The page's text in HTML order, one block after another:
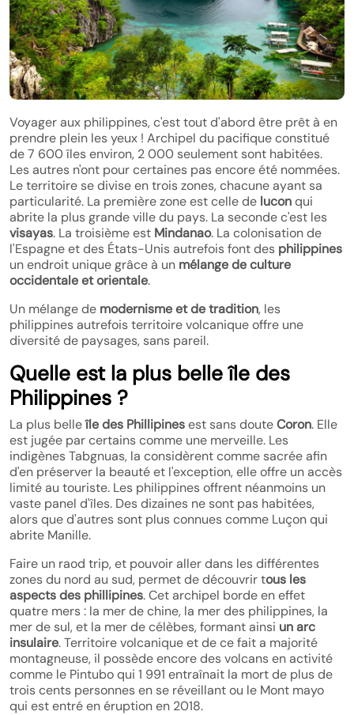
Voyager aux philippines, c'est tout d'abord être prêt à en
prendre plein les yeux ! Archipel du pacifique constitué
de 7 600 îles environ, 2 000 seulement sont habitées.
Les autres n'ont pour certaines pas encore été nommées.
Le territoire se divise en trois zones, chacune ayant sa
particularité. La première zone est celle de luconqui
abrite la plus grande ville du pays. La seconde c'est les
visayas. La troisième est Mindanao. La colonisation de
l'Espagne et des États-Unis autrefois font des philippines
un endroit unique grâce à un mélange de culture
occidentale et orientale.
Un mélange de modernisme et de tradition, les
philippines autrefois territoire volcanique offre une
diversité de paysages, sans pareil.
Quelle est la plus belle île des
Philippines ?
La plus belleîle des Phillipinesest sans douteCoron. Elle
est jugée par certains comme une merveille. Les
indigènes Tabgnuas, la considèrent comme sacrée afin
d'en préserver la beauté et l'exception, elle offre un accès
limité au touriste. Les philippines offrent néanmoins un
vaste panel d'îles. Des dizaines ne sont pas habitées,
alors que d'autres sont plus connues comme Luçon qui
abrite Manille.
Faire un raod trip, et pouvoir aller dans les différentes
zones du nord au sud, permet de découvrir tous les
aspects des phillipines. Cet archipel borde en effet
quatre mers : la mer de chine, la mer des philippines, la
mer de sul, et la mer de célèbes, formant ainsi un arc
insulaire. Territoire volcanique et de ce fait a majorité
montagneuse, il possède encore des volcans en activité
comme le Pintubo qui 1 991 entraînait la mort de plus de
trois cents personnes en se réveillant ou le Mont mayo
qui est entré en éruption en 2018.